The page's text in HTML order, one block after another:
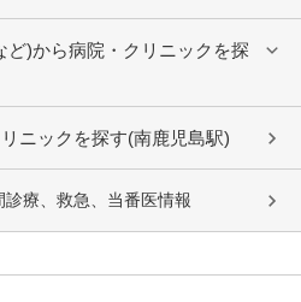
ど)から病院・クリニックを探
ニックを探す(南鹿児島駅)
療、救急、当番医情報